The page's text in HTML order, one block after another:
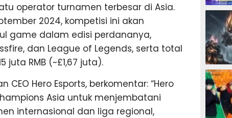
operator turnamen terbesar di Asia.
2024, kompetisi ini akan
game dalam edisi perdananya,
dan League of Legends, serta total
RMB (~£1,67 juta).
CEO Hero Esports, berkomentar: “Hero
Asia untuk menjembatani
internasional dan liga regional,
ESPORTS
ESPORTS